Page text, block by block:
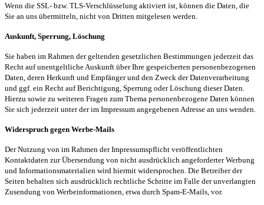
Wenn die SSL- bzw. TLS-Verschlüsselung aktiviert ist, können die Daten, die
Sie an uns übermitteln, nicht von Dritten mitgelesen werden.
Auskunft, Sperrung, Löschung
Sie haben im Rahmen der geltenden gesetzlichen Bestimmungen jederzeit das
Recht auf unentgeltliche Auskunft über Ihre gespeicherten personenbezogenen
Daten, deren Herkunft und Empfänger und den Zweck der Datenverarbeitung
und ggf. ein Recht auf Berichtigung, Sperrung oder Löschung dieser Daten.
Hierzu sowie zu weiteren Fragen zum Thema personenbezogene Daten können
Sie sich jederzeit unter der im Impressum angegebenen Adresse an uns wenden.
Widerspruch gegen Werbe-Mails
Der Nutzung von im Rahmen der Impressumspflicht veröffentlichten
Kontaktdaten zur Übersendung von nicht ausdrücklich angeforderter Werbung
und Informationsmaterialien wird hiermit widersprochen. Die Betreiber der
Seiten behalten sich ausdrücklich rechtliche Schritte im Falle der unverlangten
Zusendung von Werbeinformationen, etwa durch Spam-E-Mails, vor.